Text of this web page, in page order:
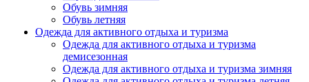
Обувь зимняя
Обувь летняя
Одежда для активного отдыха и туризма
Одежда для активного отдыха и туризма
демисезонная
Одежда для активного отдыха и туризма зимняя